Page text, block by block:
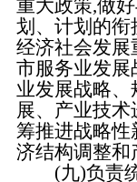
重大政策,做
划、计划的衔
经济社会发展
市服务业发展
业发展战略、
展、产业技
筹推进战略性
济结构调整
(九)负责统